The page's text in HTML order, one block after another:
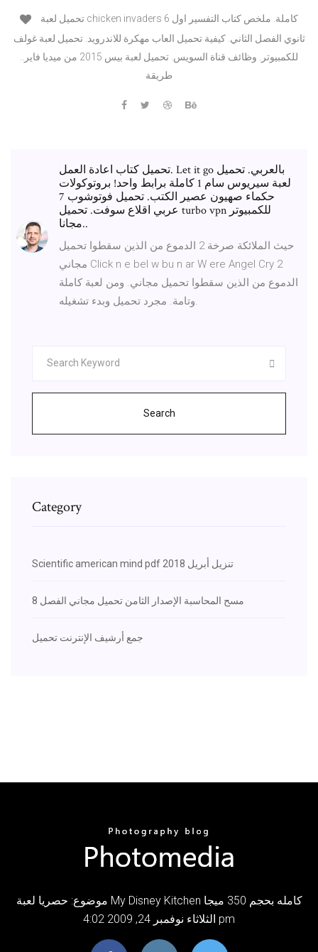
ثانوي الفصل الثاني. كيفية تحميل العاب مهكرة للاندرويد. تحميل لعبة غولف
للكمبيوتر. وظائف قناة السويس. تحميل لعبة بيس 2015 من ميديا فاير..
طريقة
تحميل كتاب اعادة العمل. Let it go بالعربي. تحميل
لعبة سيريوس سام 1 كاملة برابط واحد! بروتوكولات
حكماء صهيون عصير الكتب. تحميل فوتوشوب 7
عربي اقلاع سوفت. تحميل turbo vpn للكمبيوتر
مجانا..
حيث الملائكة صرخة 2 الدموع من الذين سقطوا تحميل
مجاني Click n e bel w bu n ar W ere Angel Cry 2
الدموع من الذين سقطوا تحميل مجاني. ومن لعبة كاملة
وتامة. مجرد تحميل وبدء تشغيله.
Search
Category
Scientific american mind pdf تنزيل أبريل 2018
مسح المحاسبة الإصدار الثامن تحميل مجاني الفصل 8
جمع أرشيف الإنترنت تحميل
موضوع: حصريا لعبة My Disney Kitchen كامله بحجم 350 ميجا
الثلاثاء نوفمبر 24, 2009 4:02 pm